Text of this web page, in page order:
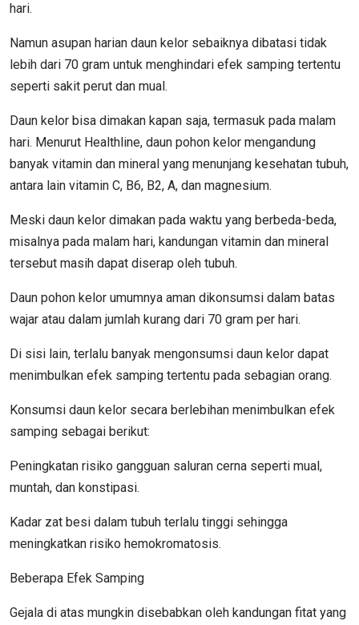
hari.
Namun asupan harian daun kelor sebaiknya dibatasi tidak
lebih dari 70 gram untuk menghindari efek samping tertentu
seperti sakit perut dan mual.
Daun kelor bisa dimakan kapan saja, termasuk pada malam
hari. Menurut Healthline, daun pohon kelor mengandung
banyak vitamin dan mineral yang menunjang kesehatan tubuh,
antara lain vitamin C, B6, B2, A, dan magnesium.
Meski daun kelor dimakan pada waktu yang berbeda-beda,
misalnya pada malam hari, kandungan vitamin dan mineral
tersebut masih dapat diserap oleh tubuh.
Daun pohon kelor umumnya aman dikonsumsi dalam batas
wajar atau dalam jumlah kurang dari 70 gram per hari.
Di sisi lain, terlalu banyak mengonsumsi daun kelor dapat
menimbulkan efek samping tertentu pada sebagian orang.
Konsumsi daun kelor secara berlebihan menimbulkan efek
samping sebagai berikut:
Peningkatan risiko gangguan saluran cerna seperti mual,
muntah, dan konstipasi.
Kadar zat besi dalam tubuh terlalu tinggi sehingga
meningkatkan risiko hemokromatosis.
Beberapa Efek Samping
Gejala di atas mungkin disebabkan oleh kandungan fitat yang